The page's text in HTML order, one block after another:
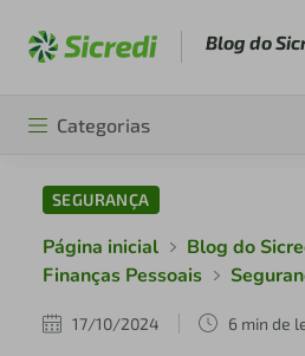
Blog do
Categorias
SEGURANÇA
Página inicial
Blog do
Finanças Pessoais
17/10/2024 6 min de